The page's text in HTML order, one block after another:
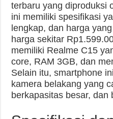
terbaru yang diproduksi
ini memiliki spesifikasi
lengkap, dan harga
harga sekitar
memiliki Realme C15
core, RAM 3GB, dan
Selain itu, smartphone
kamera belakang yang
berkapasitas besar, dan